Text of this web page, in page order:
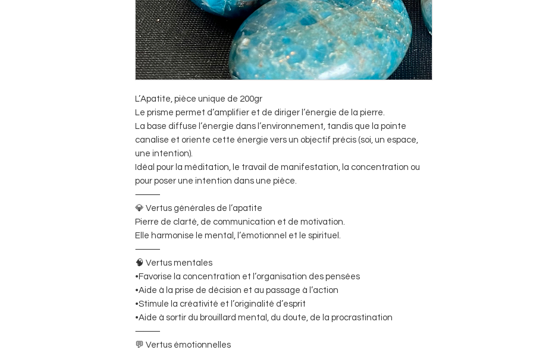
L’Apatite, pièce unique de 200gr
Le prisme permet d’amplifier et de diriger l’énergie de la pierre.
La base diffuse l’énergie dans l’environnement, tandis que la pointe
canalise et oriente cette énergie vers un objectif précis (soi, un espace,
une intention).
Idéal pour la méditation, le travail de manifestation, la concentration ou
pour poser une intention dans une pièce.
⸻
💎 Vertus générales de l’apatite
Pierre de clarté, de communication et de motivation.
Elle harmonise le mental, l’émotionnel et le spirituel.
⸻
🧠 Vertus mentales
•Favorise la concentration et l’organisation des pensées
•Aide à la prise de décision et au passage à l’action
•Stimule la créativité et l’originalité d’esprit
•Aide à sortir du brouillard mental, du doute, de la procrastination
⸻
💬 Vertus émotionnelles